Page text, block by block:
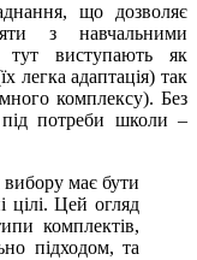
що дозволяє
з навчальними
тут виступають як
легка адаптація) так
комплексу). Без
під потреби школи –
має бути
цілі. Цей огляд
комплектів,
підходом, та